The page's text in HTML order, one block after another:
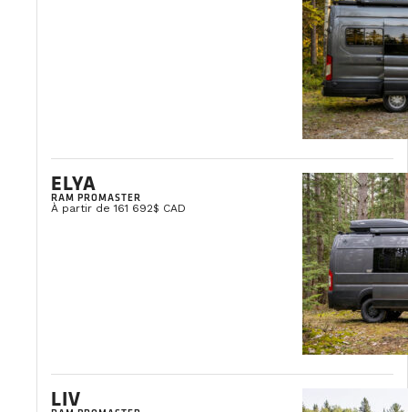
ELYA
RAM PROMASTER
À partir de 161 692$ CAD
LIV